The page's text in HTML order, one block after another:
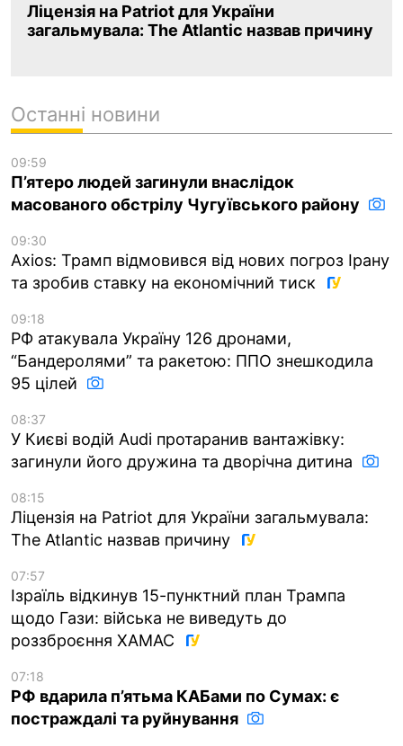
Ліцензія на Patriot для України
загальмувала: The Atlantic назвав причину
Останні новини
09:59
П’ятеро людей загинули внаслідок
масованого обстрілу Чугуївського району
09:30
Axios: Трамп відмовився від нових погроз Ірану
та зробив ставку на економічний тиск
09:18
РФ атакувала Україну 126 дронами,
“Бандеролями” та ракетою: ППО знешкодила
95 цілей
08:37
У Києві водій Audi протаранив вантажівку:
загинули його дружина та дворічна дитина
08:15
Ліцензія на Patriot для України загальмувала:
The Atlantic назвав причину
07:57
Ізраїль відкинув 15-пунктний план Трампа
щодо Гази: війська не виведуть до
роззброєння ХАМАС
07:18
РФ вдарила п’ятьма КАБами по Сумах: є
постраждалі та руйнування